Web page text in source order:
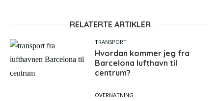
RELATERTE ARTIKLER
TRANSPORT
Hvordan kommer jeg fra
Barcelona lufthavn til
centrum?
OVERNATNING